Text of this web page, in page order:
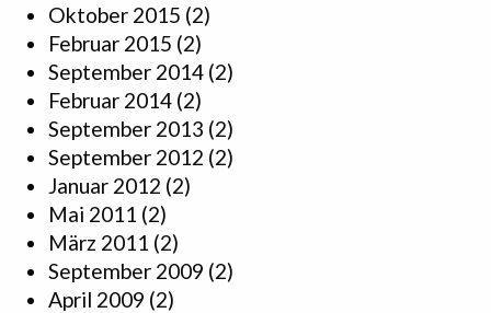
Oktober 2015 (2)
Februar 2015 (2)
September 2014 (2)
Februar 2014 (2)
September 2013 (2)
September 2012 (2)
Januar 2012 (2)
Mai 2011 (2)
März 2011 (2)
September 2009 (2)
April 2009 (2)